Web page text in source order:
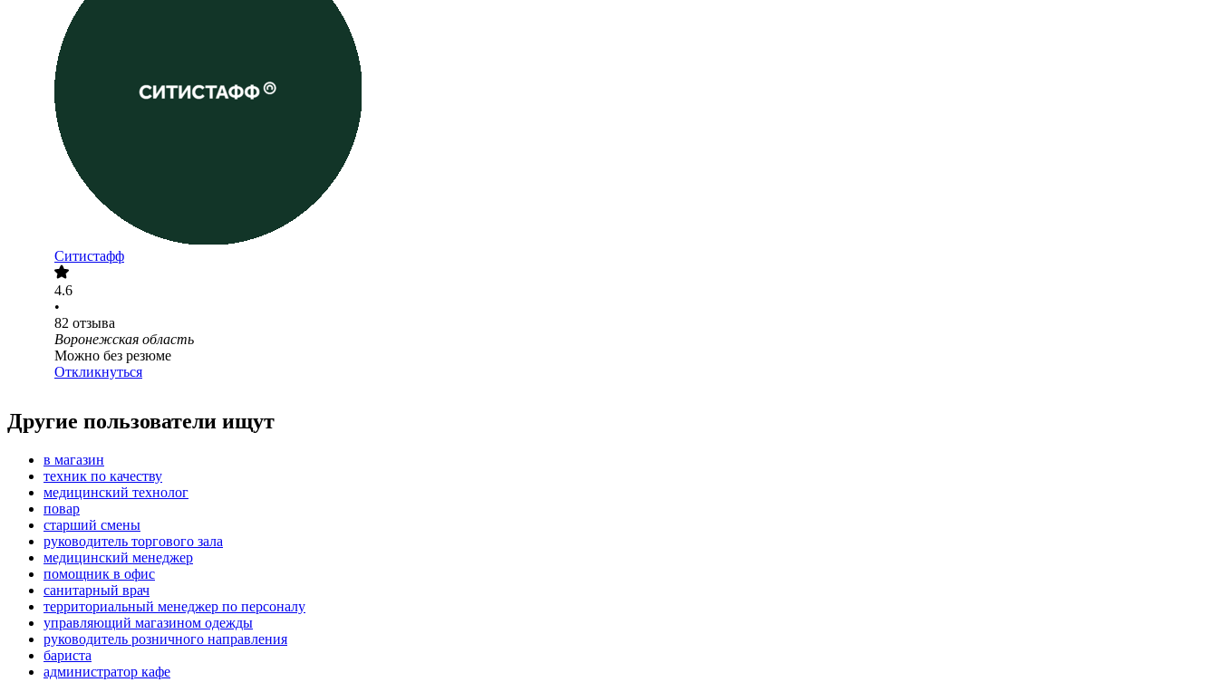
Ситистафф
4.6
•
82 отзыва
Воронежская область
Можно без резюме
Откликнуться
Другие пользователи ищут
в магазин
техник по качеству
медицинский технолог
повар
старший смены
руководитель торгового зала
медицинский менеджер
помощник в офис
санитарный врач
территориальный менеджер по персоналу
управляющий магазином одежды
руководитель розничного направления
бариста
администратор кафе